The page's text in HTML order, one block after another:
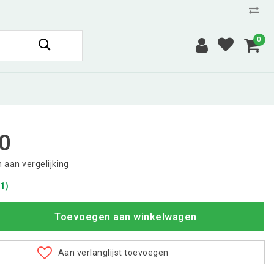
0
aan vergelijking
Toevoegen aan winkelwagen
Aan verlanglijst toevoegen